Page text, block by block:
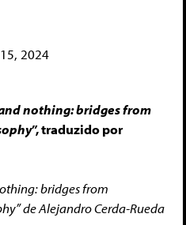
2024
nothing: bridges from
”, traduzido por
bridges from
de Alejandro Cerda-Rueda